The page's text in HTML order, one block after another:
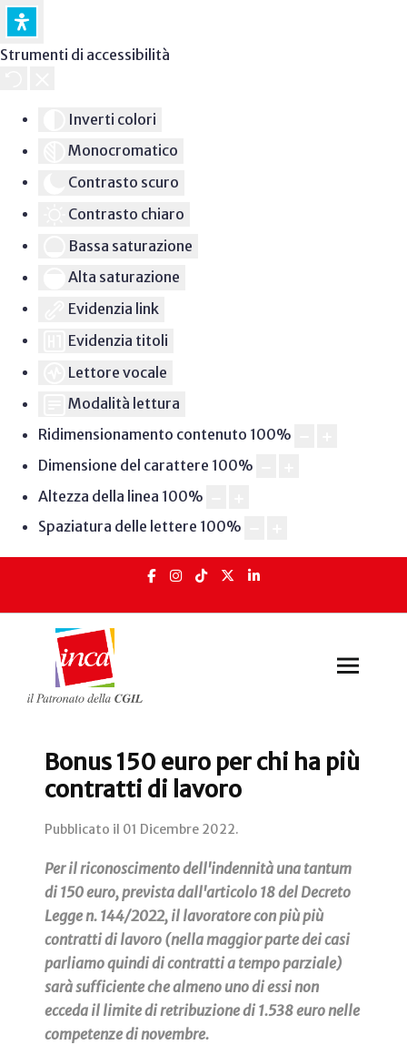
Strumenti di accessibilità
Inverti colori
Monocromatico
Contrasto scuro
Contrasto chiaro
Bassa saturazione
Alta saturazione
Evidenzia link
Evidenzia titoli
Lettore vocale
Modalità lettura
Ridimensionamento contenuto 100%
Dimensione del carattere 100%
Altezza della linea 100%
Spaziatura delle lettere 100%
Bonus 150 euro per chi ha più
contratti di lavoro
Pubblicato il 01 Dicembre 2022.
Per il riconoscimento dell'indennità una tantum
di 150 euro, prevista dall'articolo 18 del Decreto
Legge n. 144/2022, il lavoratore con più più
contratti di lavoro (nella maggior parte dei casi
parliamo quindi di contratti a tempo parziale)
sarà sufficiente che almeno uno di essi non
ecceda il limite di retribuzione di 1.538 euro nelle
competenze di novembre.